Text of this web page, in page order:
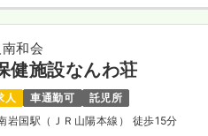
和会
健施設なんわ荘
人 車通勤可
託児所
岩国駅（ＪＲ山陽本線） 徒歩15分